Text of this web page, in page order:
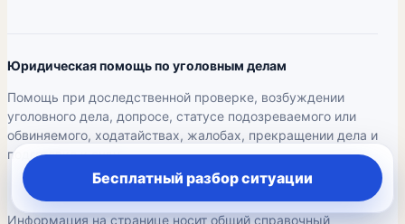
Юридическая помощь по уголовным делам
Помощь при доследственной проверке, возбуждении
уголовного дела, допросе, статусе подозреваемого или
обвиняемого, ходатайствах, жалобах, прекращении дела и
подготовке к суду.
Информация на странице носит общий справочный
Бесплатный разбор ситуации